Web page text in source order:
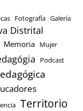
Fotografía Galería
Distrital
Memoria Mujer
Podcast
Territorio